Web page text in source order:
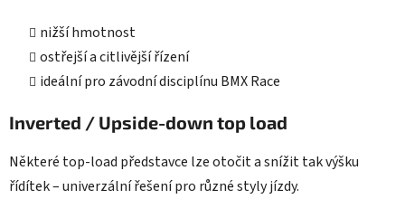
nižší hmotnost
ostřejší a citlivější řízení
ideální pro závodní disciplínu BMX Race
Inverted / Upside-down top load
Některé top-load představce lze otočit a snížit tak výšku
řídítek – univerzální řešení pro různé styly jízdy.